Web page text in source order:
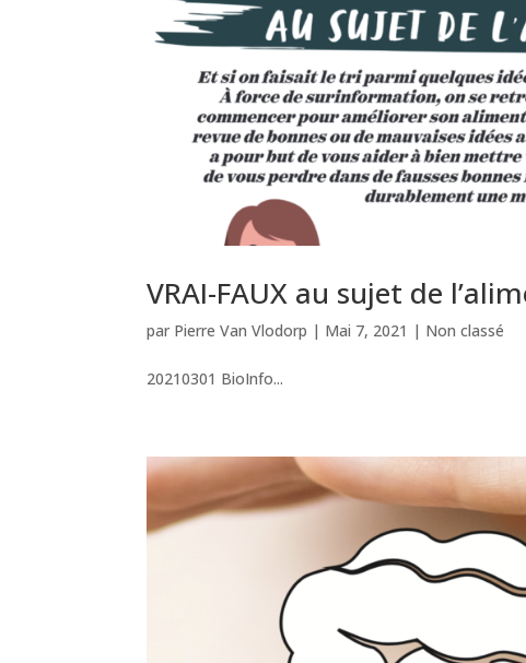
VRAI-FAUX au sujet de
par Pierre Van Vlodorp | Mai 7, 2021 | Non classé
20210301 BioInfo...